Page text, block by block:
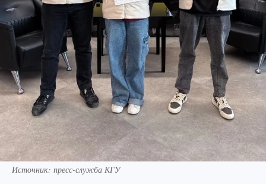
Источник: пресс-служба КГУ